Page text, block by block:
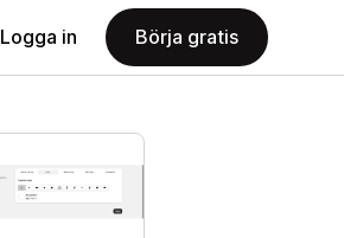
Logga in Börja gratis